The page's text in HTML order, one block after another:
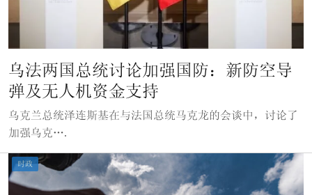
乌法两国总统讨论加强国防：新防空导
弹及无人机资金支持
乌克兰总统泽连斯基在与法国总统马克龙的会谈中，讨论了
加强乌克….
时政